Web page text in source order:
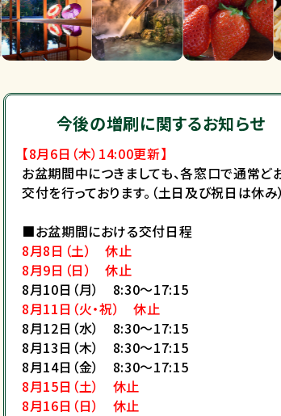
今後の増刷に関するお知らせ
【8月6日 （木）14:00更新】
お盆期間中につきましても、各窓口で通常ど
交付を行っております。 （土日及び祝日は休み）
■お盆期間における交付日程
8月8日（土） 休止
8月9日（日） 休止
8月10日（月） 8:30～17:15
8月11日（火・祝） 休止
8月12日（水） 8:30～17:15
8月13日（木） 8:30～17:15
8月14日（金） 8:30～17:15
8月15日（土） 休止
8月16日（日） 休止